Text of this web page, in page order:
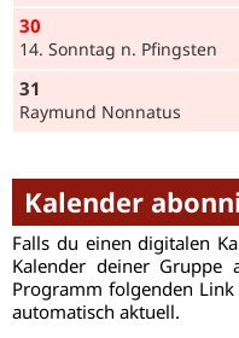
30
14. Sonntag n. Pfingsten
31
Raymund Nonnatus
Kalender
Falls du einen digitalen
Kalender deiner
Programm folgenden
automatisch aktuell.